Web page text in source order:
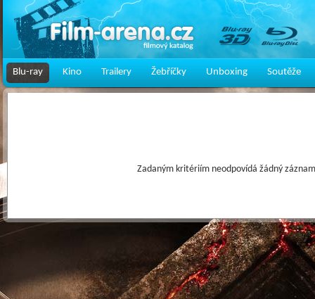
Blu-ray Kino Trailery Žebříčky Unboxing Soutěže
Zadaným kritériím neodpovídá žádný